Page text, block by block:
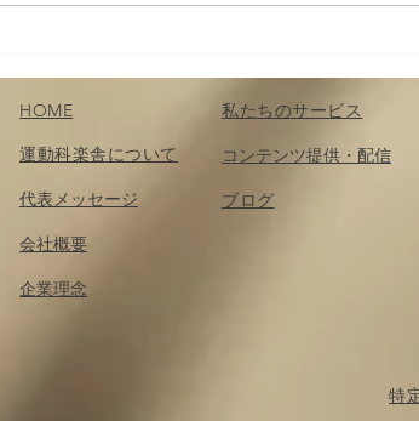
HOME
運動科楽舎について
代表メッセージ
会社概要
企業理念
私たちのサービス
コンテンツ​提供・配信
​ブログ
特